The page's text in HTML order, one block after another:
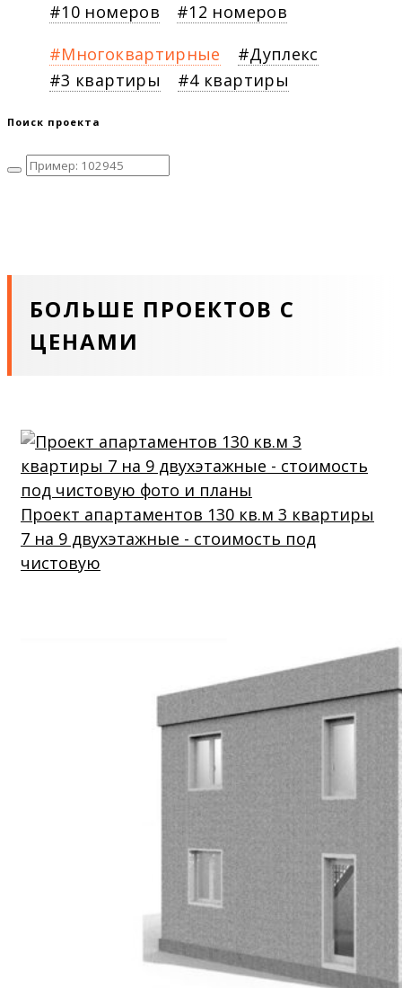
10 номеров
12 номеров
Многоквартирные
Дуплекс
3 квартиры
4 квартиры
Поиск проекта
БОЛЬШЕ ПРОЕКТОВ С
ЦЕНАМИ
Проект апартаментов 130 кв.м 3 квартиры
7 на 9 двухэтажные - стоимость под
чистовую